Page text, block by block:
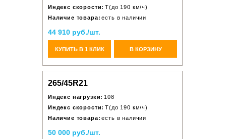
Индекс скорости: T(до 190 км/ч)
Наличие товара: есть в наличии
44 910 руб./шт.
КУПИТЬ В 1 КЛИК В КОРЗИНУ
265/45R21
Индекс нагрузки: 108
Индекс скорости: T(до 190 км/ч)
Наличие товара: есть в наличии
50 000 руб./шт.